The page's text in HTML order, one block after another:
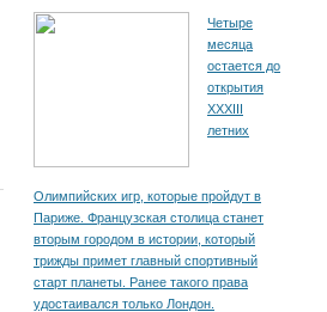
Четыре
месяца
остается до
открытия
XXXIII
летних
Олимпийских игр, которые пройдут в
Париже. Французская столица станет
вторым городом в истории, который
трижды примет главный спортивный
старт планеты. Ранее такого права
удостаивался только Лондон.